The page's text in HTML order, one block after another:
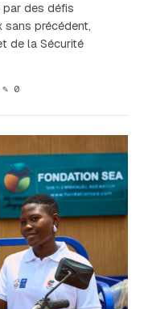
par des défis
précédent,
de la Sécurité
✎ 0